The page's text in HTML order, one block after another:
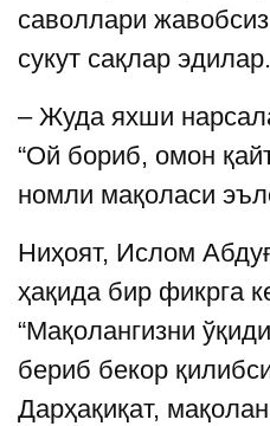
саволлари
сукут сақлар эдилар.
– Жуда яхши
“Ой бориб, омон
номли мақоласи
Ниҳоят, Ислом
ҳақида бир фикрга
“Мақолангизни
бериб бекор
Дарҳақиқат,